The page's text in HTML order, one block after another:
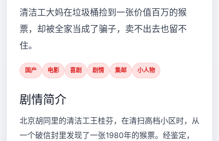
清洁工大妈在垃圾桶捡到一张价值百万的猴
票，却被全家当成了骗子，卖不出去也留不
住。
国产 电影 喜剧 剧情 集邮 小人物
剧情简介
北京胡同里的清洁工王桂芬，在清扫高档小区时，从
一个破信封里发现了一张1980年的猴票。经鉴定，